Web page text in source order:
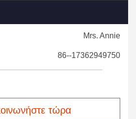
Mrs. Annie
86--17362949750
τώρα